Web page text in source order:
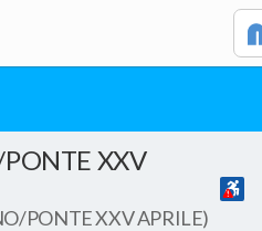
XXV
PONTE XXV APRILE)